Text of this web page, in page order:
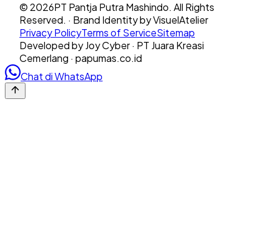
© 2026PT Pantja Putra Mashindo. All Rights
Reserved. · Brand Identity by VisuelAtelier
Privacy PolicyTerms of ServiceSitemap
Developed by Joy Cyber · PT Juara Kreasi
Cemerlang · papumas.co.id
Chat di WhatsApp